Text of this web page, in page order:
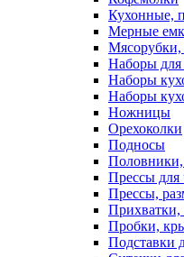
Кухонные,
Мерные
Мясорубки,
Наборы
Наборы
Наборы
Ножницы
Орехоколки
Подносы
Прессы для
Прессы,
Прихватки,
Пробки,
Подставки